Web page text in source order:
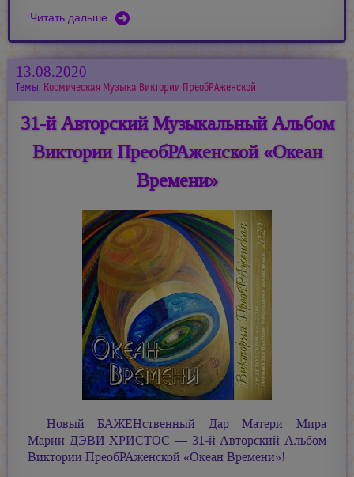
Читать дальше
13.08.2020
Темы: Космическая Музыка Виктории ПреобРАженской
31-й Авторский Музыкальный Альбом
Виктории ПреобРАженской «Океан
Времени»
Новый БАЖЕНственный Дар Матери Мира
Марии ДЭВИ ХРИСТОС — 31-й Авторский Альбом
Виктории ПреобРАженской «Океан Времени»!